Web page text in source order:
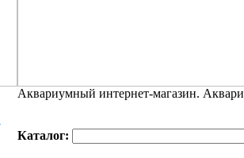
Аквариумный интернет-магазин.
Каталог: